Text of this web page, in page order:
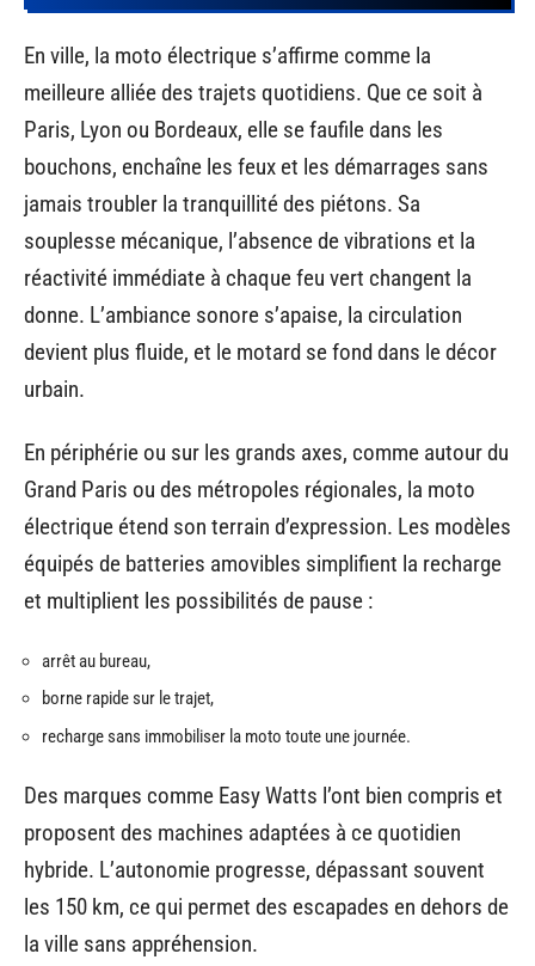
En ville, la moto électrique s’affirme comme la
meilleure alliée des trajets quotidiens. Que ce soit à
Paris, Lyon ou Bordeaux, elle se faufile dans les
bouchons, enchaîne les feux et les démarrages sans
jamais troubler la tranquillité des piétons. Sa
souplesse mécanique, l’absence de vibrations et la
réactivité immédiate à chaque feu vert changent la
donne. L’ambiance sonore s’apaise, la circulation
devient plus fluide, et le motard se fond dans le décor
urbain.
En périphérie ou sur les grands axes, comme autour du
Grand Paris ou des métropoles régionales, la moto
électrique étend son terrain d’expression. Les modèles
équipés de batteries amovibles simplifient la recharge
et multiplient les possibilités de pause :
arrêt au bureau,
borne rapide sur le trajet,
recharge sans immobiliser la moto toute une journée.
Des marques comme Easy Watts l’ont bien compris et
proposent des machines adaptées à ce quotidien
hybride. L’autonomie progresse, dépassant souvent
les 150 km, ce qui permet des escapades en dehors de
la ville sans appréhension.